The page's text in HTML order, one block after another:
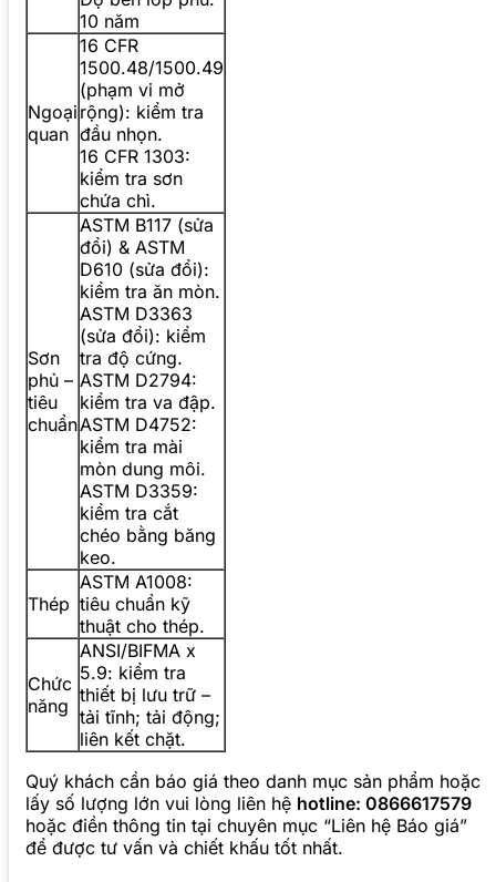
10 năm
Ngoại
quan
16 CFR
1500.48/1500.49
(phạm vi mở
rộng): kiểm tra
đầu nhọn.
16 CFR 1303:
kiểm tra sơn
chứa chì.
Sơn
phủ –
tiêu
chuẩn
ASTM B117 (sửa
đổi) & ASTM
D610 (sửa đổi):
kiểm tra ăn mòn.
ASTM D3363
(sửa đổi): kiểm
tra độ cứng.
ASTM D2794:
kiểm tra va đập.
ASTM D4752:
kiểm tra mài
mòn dung môi.
ASTM D3359:
kiểm tra cắt
chéo bằng băng
keo.
Thép
ASTM A1008:
tiêu chuẩn kỹ
thuật cho thép.
Chức
năng
ANSI/BIFMA x
5.9: kiểm tra
thiết bị lưu trữ –
tải tĩnh; tải động;
liên kết chặt.
Quý khách cần báo giá theo danh mục sản phẩm hoặc
lấy số lượng lớn vui lòng liên hệ hotline: 0866617579
hoặc điền thông tin tại chuyên mục “Liên hệ Báo giá”
để được tư vấn và chiết khấu tốt nhất.